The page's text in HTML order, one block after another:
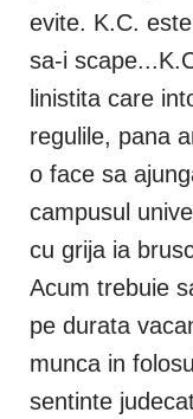
evite. K.C.
sa-i
linistita care
regulile, pana
o face sa
campusul
cu grija ia
Acum trebuie
pe durata
munca in
sentinte